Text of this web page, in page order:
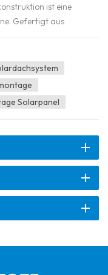
ist eine
Gefertigt aus
und Stabilität. Dank
der Neigungswinkel
anpassen...
Solarpanel